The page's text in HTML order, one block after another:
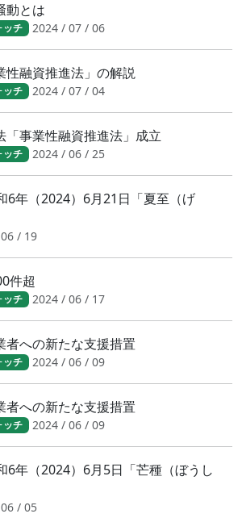
とは
ッチ 2024 / 07 / 06
性融資推進法」の解説
ッチ 2024 / 07 / 04
事業性融資推進法」成立
ッチ 2024 / 06 / 25
年（2024）6月21日「夏至（げ
/ 19
件超
ッチ 2024 / 06 / 17
者への新たな支援措置
ッチ 2024 / 06 / 09
者への新たな支援措置
ッチ 2024 / 06 / 09
年（2024）6月5日「芒種（ぼうし
/ 05